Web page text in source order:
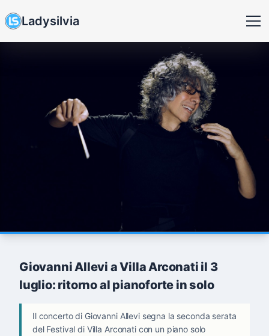
Ladysilvia
Giovanni Allevi a Villa Arconati il 3
luglio: ritorno al pianoforte in solo
Il concerto di Giovanni Allevi segna la seconda serata
del Festival di Villa Arconati con un piano solo